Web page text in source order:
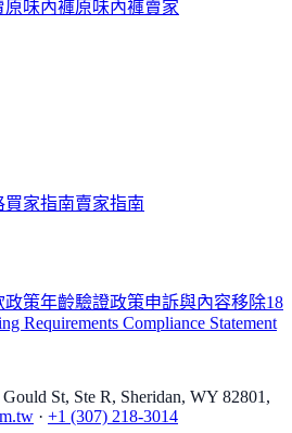
原味內褲原味內褲賣家
買家指南賣家指南
政策年齡驗證政策申訴與內容移除18
Requirements Compliance Statement
St, Ste R, Sheridan, WY 82801,
· +1 (307) 218-3014